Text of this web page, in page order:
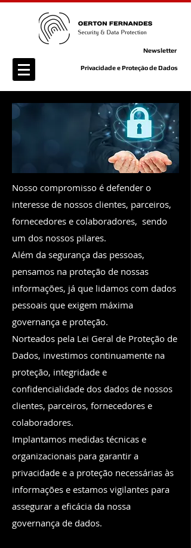
Newsletter
Privacidade e Proteção de Dados
Nosso compromisso é defender o
interesse de nossos clientes, parceiros,
fornecedores e colaboradores, sendo
um dos nossos pilares.
Além da segurança das pessoas,
pensamos na proteção de nossas
informações, já que lidamos com dados
pessoais que exigem máxima
governança e proteção.
Norteados pela Lei Geral de Proteção de
Dados, investimos continuamente na
proteção, integridade e
confidencialidade dos dados de nossos
clientes, parceiros, fornecedores e
colaboradores.
Implantamos medidas técnicas e
organizacionais para garantir a
privacidade e a proteção necessárias às
informações e estamos vigilantes para
assegurar a eficácia da nossa
governança de dados.